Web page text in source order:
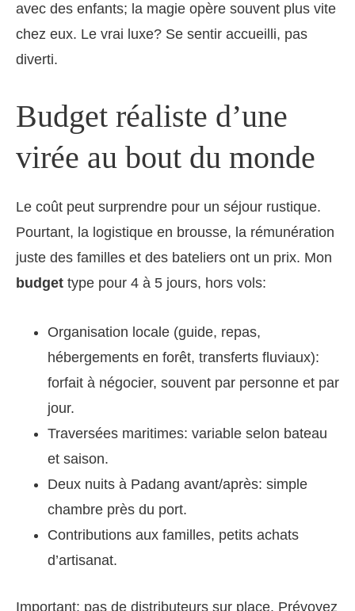
avec des enfants; la magie opère souvent plus vite
chez eux. Le vrai luxe? Se sentir accueilli, pas
diverti.
Budget réaliste d’une
virée au bout du monde
Le coût peut surprendre pour un séjour rustique.
Pourtant, la logistique en brousse, la rémunération
juste des familles et des bateliers ont un prix. Mon
budget type pour 4 à 5 jours, hors vols:
Organisation locale (guide, repas,
hébergements en forêt, transferts fluviaux):
forfait à négocier, souvent par personne et par
jour.
Traversées maritimes: variable selon bateau
et saison.
Deux nuits à Padang avant/après: simple
chambre près du port.
Contributions aux familles, petits achats
d’artisanat.
Important: pas de distributeurs sur place. Prévoyez